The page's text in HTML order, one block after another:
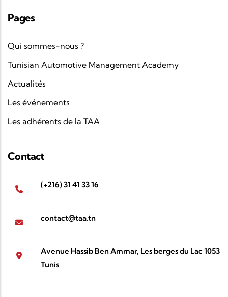
Pages
Qui sommes-nous ?
Tunisian Automotive Management Academy
Actualités
Les événements
Les adhérents de la TAA
Contact
(+216) 31 41 33 16
contact@taa.tn
Avenue Hassib Ben Ammar, Les berges du Lac 1053
Tunis